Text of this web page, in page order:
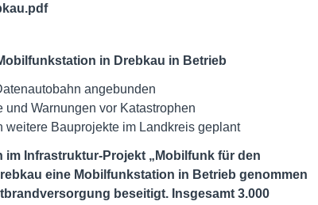
in Drebkau in Betrieb
angebunden
Warnungen vor Katastrophen
Bauprojekte im Landkreis geplant
im Infrastruktur-Projekt „Mobilfunk für den
eine Mobilfunkstation in Betrieb genommen
beseitigt. Insgesamt 3.000